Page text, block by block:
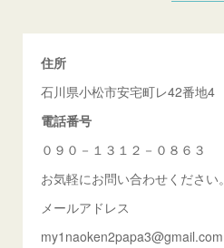
住所
石川県小松市安宅町レ42番地4
電話番号
０９０－１３１２－０８６３
お気軽にお問い合わせください。
メールアドレス
my1naoken2papa3@gmail.com